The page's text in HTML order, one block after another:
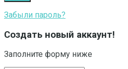
Забыли пароль?
Создать новый аккаунт!
Заполните форму ниже